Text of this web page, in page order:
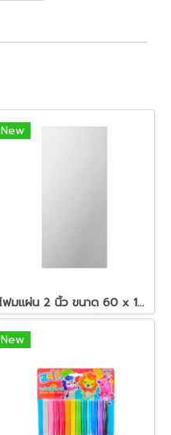
New
โฟมแผ่น 2 นิ้ว ขนาด 60 x 120 ซม.สีขาว
New